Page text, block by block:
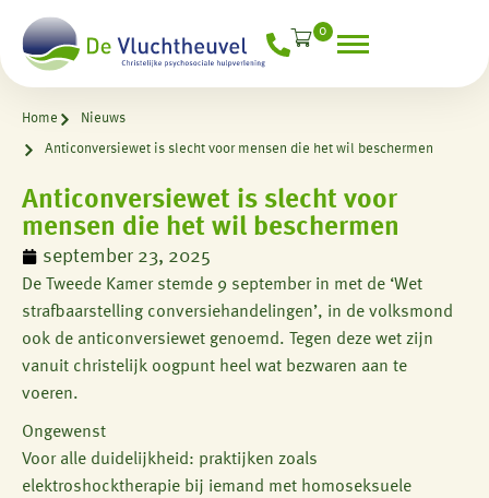
0
Home Nieuws
Anticonversiewet is slecht voor mensen die het wil beschermen
Anticonversiewet is slecht voor
mensen die het wil beschermen
september 23, 2025
De Tweede Kamer stemde 9 september in met de ‘Wet
strafbaarstelling conversiehandelingen’, in de volksmond
ook de anticonversiewet genoemd. Tegen deze wet zijn
vanuit christelijk oogpunt heel wat bezwaren aan te
voeren.
Ongewenst
Voor alle duidelijkheid: praktijken zoals
elektroshocktherapie bij iemand met homoseksuele